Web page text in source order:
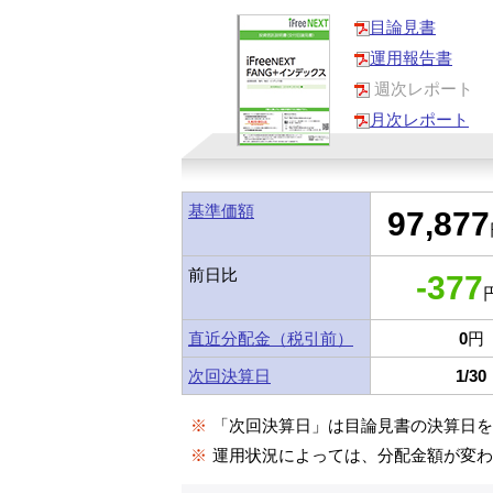
目論見書
運用報告書
週次レポート
月次レポート
基準価額 97,877
前日比 -377
直近分配金（税引前） 0円
次回決算日
1/30
※
「次回決算日」は目論見書の決算日
※ 運用状況によっては、分配金額が変